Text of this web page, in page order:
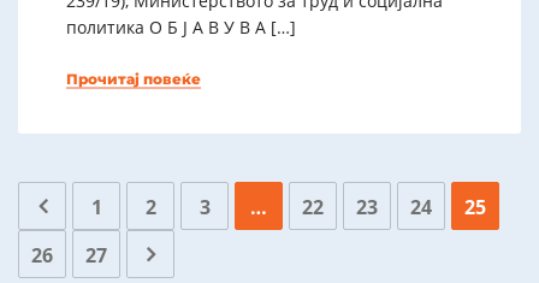
политика О Б Ј А В У В А […]
Прочитај повеќе
1 2 3 … 22 23 24
25
26
27